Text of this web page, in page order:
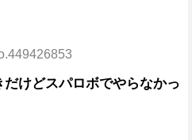
けどスパロボでやらなかっ